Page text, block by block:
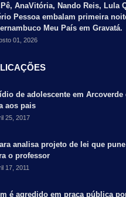
AnaVitória, Nando Reis, Lula
Pessoa embalam primeira
Meu País em Gravatá.
01, 2026
de adolescente em Arcoverde
aos pais
25, 2017
analisa projeto de lei que
o professor
17, 2011
é agredido em praça pública